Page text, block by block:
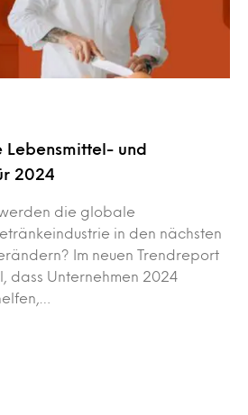
Lebensmittel- und
2024
die globale
in den nächsten
Im neuen Trendreport
dass Unternehmen 2024